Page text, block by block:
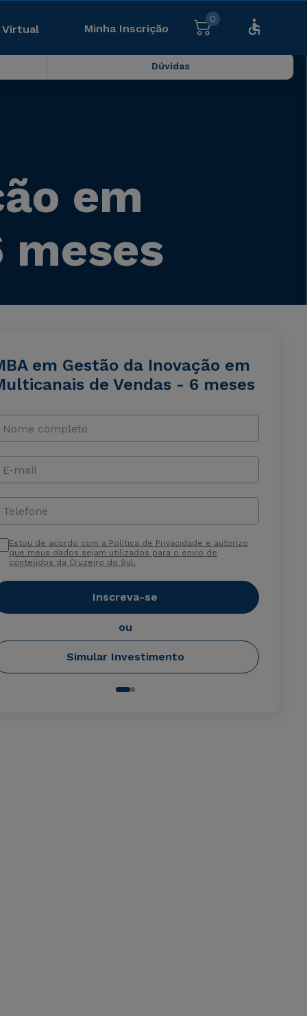
Virtual Minha Inscrição
0
Dúvidas
em
em Gestão da Inovação em
de Vendas - 6 meses
Nome completo
E-mail
Telefone
Estou de acordo com a Política de Privacidade e autorizo
que meus dados sejam utilizados para o envio de
conteúdos da Cruzeiro do Sul.
Inscreva-se
ou
Simular Investimento